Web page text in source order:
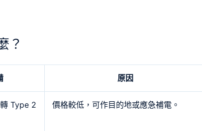
？
原因
Type 2 價格較低，可作目的地或應急補電。